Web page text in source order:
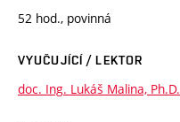
52 hod., povinná
VYUČUJÍCÍ / LEKTOR
doc. Ing. Lukáš Malina, Ph.D.